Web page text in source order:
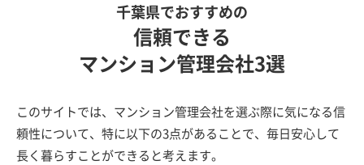
千葉県でおすすめの
信頼できる
マンション管理会社3選
このサイトでは、マンション管理会社を選ぶ際に気になる信
頼性について、特に以下の3点があることで、毎日安心して
長く暮らすことができると考えます。